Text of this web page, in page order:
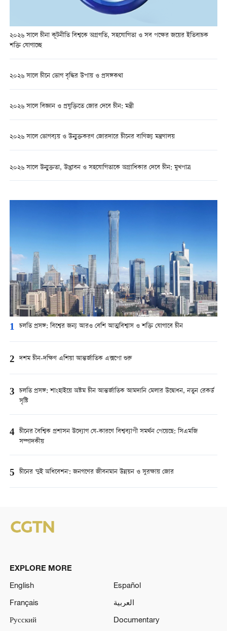
২০২৬ সালে চীনা কূটনীতি বিশ্বকে অগ্রগতি, সহযোগিতা ও সব পক্ষের জয়ের ইতিবাচক
শক্তি যোগাচ্ছে
২০২৬ সালে চীনে ভোগ বৃদ্ধির উপায় ও প্রসঙ্গকথা
২০২৬ সালে বিজ্ঞান ও প্রযুক্তিতে জোর দেবে চীন: মন্ত্রী
২০২৬ সালে ভোগব্যয় ও উন্মুক্তকরণ জোরদারে চীনের বাণিজ্য মন্ত্রণালয়
২০২৬ সালে উন্মুক্ততা, উদ্ভাবন ও সহযোগিতাকে অগ্রাধিকার দেবে চীন: মুখপাত্র
1 চলতি প্রসঙ্গ: বিশ্বের জন্য আরও বেশি আত্মবিশ্বাস ও শক্তি যোগাবে চীন
2 দশম চীন-দক্ষিণ এশিয়া আন্তর্জাতিক এক্সপো শুরু
3 চলতি প্রসঙ্গ: শাংহাইয়ে অষ্টম চীন আন্তর্জাতিক আমদানি মেলার উদ্বোধন, নতুন রেকর্ড
সৃষ্টি
4 চীনের বৈশ্বিক প্রশাসন উদ্যোগ যে-কারণে বিশ্বব্যাপী সমর্থন পেয়েছে: সিএমজি
সম্পাদকীয়
5 চীনের 'দুই অধিবেশন': জনগণের জীবনমান উন্নয়ন ও সুরক্ষায় জোর
EXPLORE MORE
English
Español
Français
العربية
Русский
Documentary